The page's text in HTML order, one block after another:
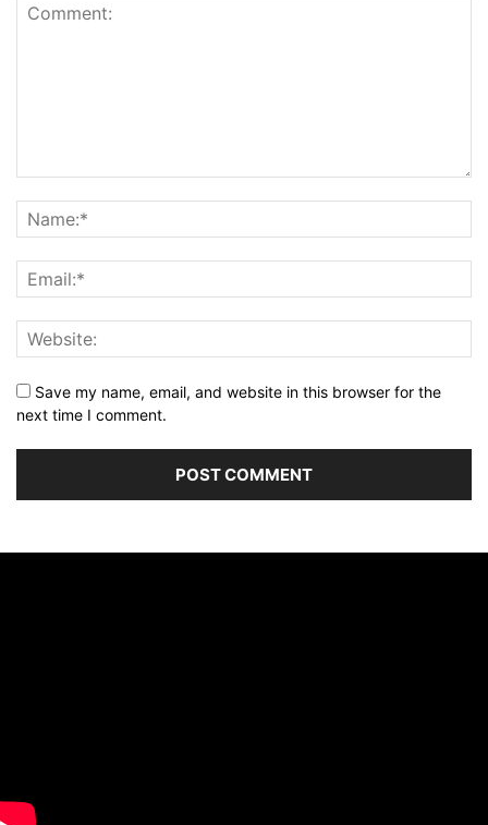
Save my name, email, and website in this browser for the
next time I comment.